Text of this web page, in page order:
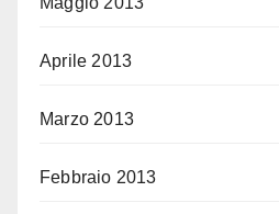
Aprile 2013
Marzo 2013
Febbraio 2013